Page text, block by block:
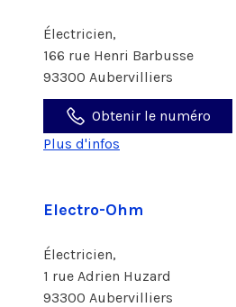
Électricien,
166 rue Henri Barbusse
93300 Aubervilliers
Obtenir le numéro
Plus d'infos
Electro-Ohm
Électricien,
1 rue Adrien Huzard
93300 Aubervilliers